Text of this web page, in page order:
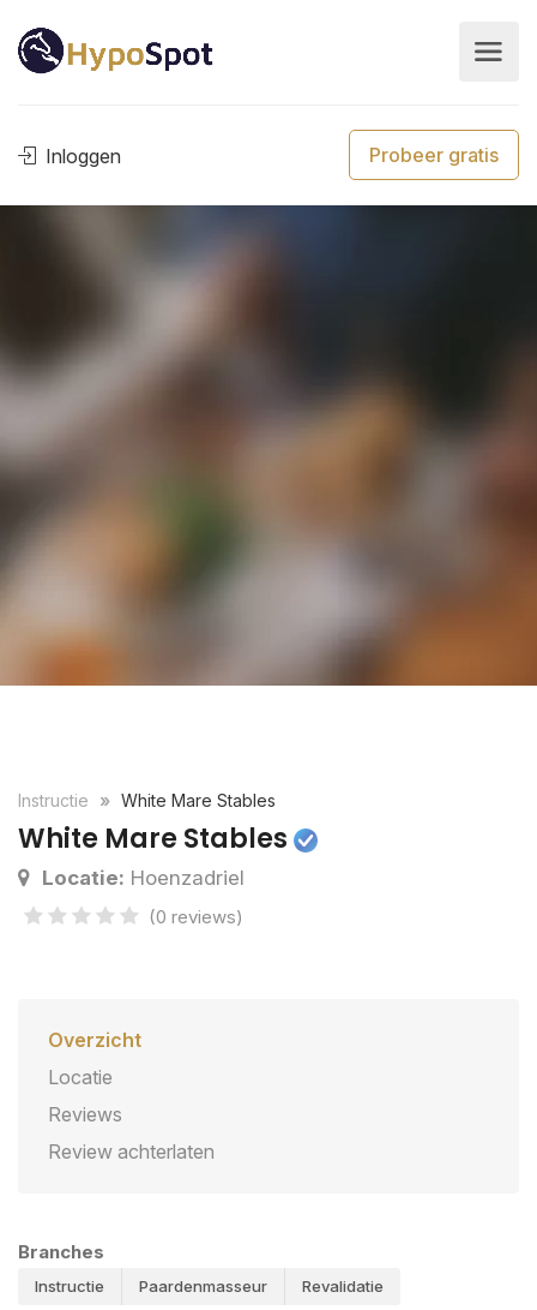
Inloggen Probeer gratis
Instructie White Mare Stables
White Mare Stables
Locatie: Hoenzadriel
(0 reviews)
Overzicht
Locatie
Reviews
Review achterlaten
Branches
Instructie Paardenmasseur Revalidatie